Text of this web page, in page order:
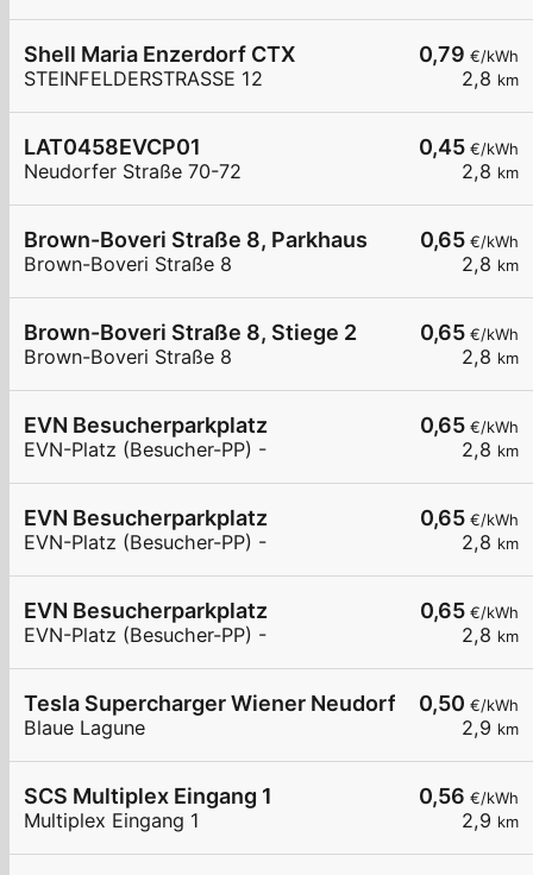
0,79 €/kWh
2,8 km
Shell Maria Enzerdorf CTX
STEINFELDERSTRASSE 12
0,45 €/kWh
2,8 km
LAT0458EVCP01
Neudorfer Straße 70-72
0,65 €/kWh
2,8 km
Brown-Boveri Straße 8, Parkhaus
Brown-Boveri Straße 8
0,65 €/kWh
2,8 km
Brown-Boveri Straße 8, Stiege 2
Brown-Boveri Straße 8
0,65 €/kWh
2,8 km
EVN Besucherparkplatz
EVN-Platz (Besucher-PP) -
0,65 €/kWh
2,8 km
EVN Besucherparkplatz
EVN-Platz (Besucher-PP) -
0,65 €/kWh
2,8 km
EVN Besucherparkplatz
EVN-Platz (Besucher-PP) -
0,50 €/kWh
2,9 km
Tesla Supercharger Wiener Neudorf, Austria
Blaue Lagune
0,56 €/kWh
2,9 km
SCS Multiplex Eingang 1
Multiplex Eingang 1